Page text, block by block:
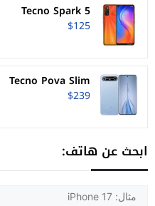
Tecno Spark 5
$125
Tecno Pova Slim
$239
ابحث عن هاتف: